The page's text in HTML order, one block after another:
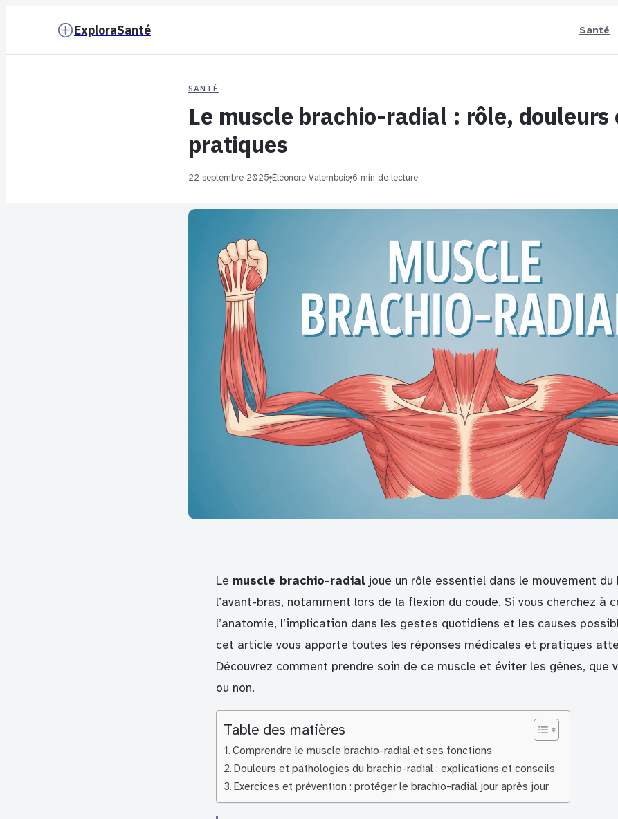
ExploraSanté Santé
SANTÉ
Le muscle brachio-radial : rôle, douleurs
pratiques
22 septembre 2025·Éléonore Valembois·6 min de lecture
Le muscle brachio-radial joue un rôle essentiel dans le mouvement
l’avant-bras, notamment lors de la flexion du coude. Si vous cherchez à
l’anatomie, l’implication dans les gestes quotidiens et les causes
cet article vous apporte toutes les réponses médicales et pratiques
Découvrez comment prendre soin de ce muscle et éviter les gênes, que
ou non.
Table des matières
Comprendre le muscle brachio-radial et ses fonctions
Douleurs et pathologies du brachio-radial : explications et conseils
Exercices et prévention : protéger le brachio-radial jour après jour